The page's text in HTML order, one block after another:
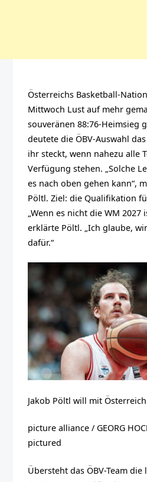
Österreichs Basketball-
Mittwoch Lust auf mehr
souveränen 88:76-Heimsieg
deutete die ÖBV-Auswahl
ihr steckt, wenn nahezu alle
Verfügung stehen. „Solche
es nach oben gehen kann“,
Pöltl. Ziel: die Qualifikation
„Wenn es nicht die WM 2027
erklärte Pöltl. „Ich glaube,
dafür.“
Jakob Pöltl will mit
picture alliance / GEORG
pictured
Übersteht das ÖBV-Team